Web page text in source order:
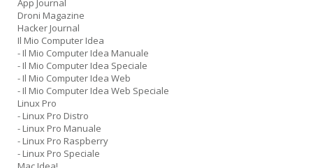
App Journal
Droni Magazine
Hacker Journal
Il Mio Computer Idea
- Il Mio Computer Idea Manuale
- Il Mio Computer Idea Speciale
- Il Mio Computer Idea Web
- Il Mio Computer Idea Web Speciale
Linux Pro
- Linux Pro Distro
- Linux Pro Manuale
- Linux Pro Raspberry
- Linux Pro Speciale